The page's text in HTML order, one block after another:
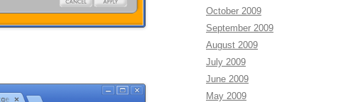
October 2009
September 2009
August 2009
July 2009
June 2009
May 2009